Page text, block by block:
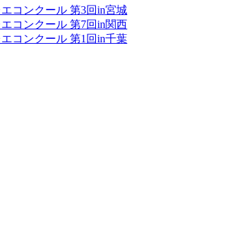
コンクール 第3回in宮城
コンクール 第7回in関西
コンクール 第1回in千葉